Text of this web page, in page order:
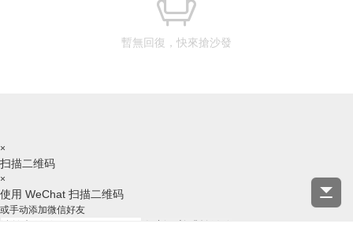
暫無回復，快來搶沙發
×
扫描二维码
×
使用 WeChat 扫描二维码
或手动添加微信好友